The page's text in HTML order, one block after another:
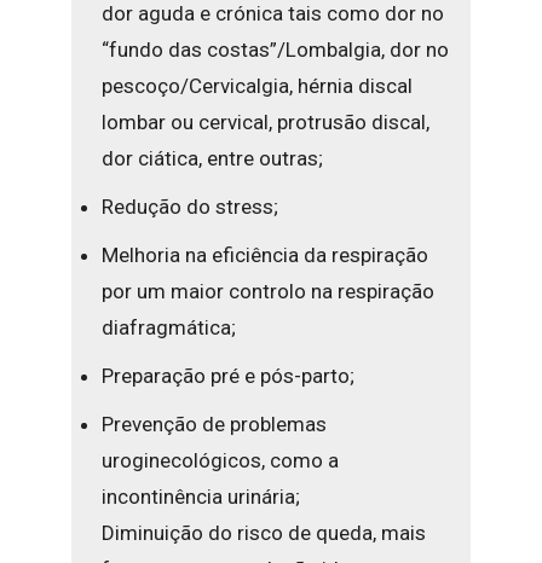
dor aguda e crónica tais como dor no
“fundo das costas”/Lombalgia, dor no
pescoço/Cervicalgia, hérnia discal
lombar ou cervical, protrusão discal,
dor ciática, entre outras;
Redução do stress;
Melhoria na eficiência da respiração
por um maior controlo na respiração
diafragmática;
Preparação pré e pós-parto;
Prevenção de problemas
uroginecológicos, como a
incontinência urinária;
Diminuição do risco de queda, mais